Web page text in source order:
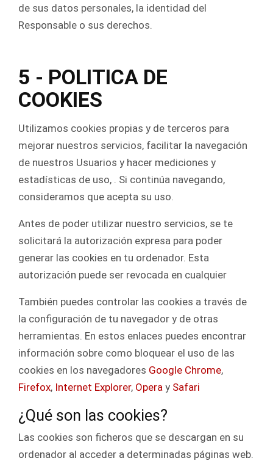
de sus datos personales, la identidad del
Responsable o sus derechos.
5 - POLITICA DE
COOKIES
Utilizamos cookies propias y de terceros para
mejorar nuestros servicios, facilitar la navegación
de nuestros Usuarios y hacer mediciones y
estadísticas de uso, . Si continúa navegando,
consideramos que acepta su uso.
Antes de poder utilizar nuestro servicios, se te
solicitará la autorización expresa para poder
generar las cookies en tu ordenador. Esta
autorización puede ser revocada en cualquier
También puedes controlar las cookies a través de
la configuración de tu navegador y de otras
herramientas. En estos enlaces puedes encontrar
información sobre como bloquear el uso de las
cookies en los navegadores Google Chrome,
Firefox, Internet Explorer, Opera y Safari
¿Qué son las cookies?
Las cookies son ficheros que se descargan en su
ordenador al acceder a determinadas páginas web.